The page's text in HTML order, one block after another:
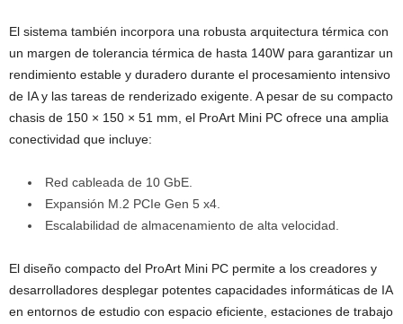
El sistema también incorpora una robusta arquitectura térmica con
un margen de tolerancia térmica de hasta 140W para garantizar un
rendimiento estable y duradero durante el procesamiento intensivo
de IA y las tareas de renderizado exigente. A pesar de su compacto
chasis de 150 × 150 × 51 mm, el ProArt Mini PC ofrece una amplia
conectividad que incluye:
Red cableada de 10 GbE.
Expansión M.2 PCIe Gen 5 x4.
Escalabilidad de almacenamiento de alta velocidad.
El diseño compacto del ProArt Mini PC permite a los creadores y
desarrolladores desplegar potentes capacidades informáticas de IA
en entornos de estudio con espacio eficiente, estaciones de trabajo